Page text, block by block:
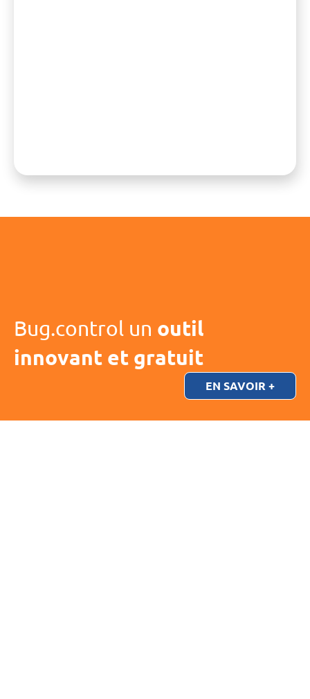
Bug.control un outil
innovant et gratuit
EN SAVOIR +